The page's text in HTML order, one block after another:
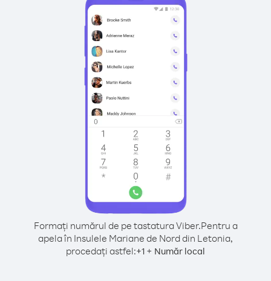
Formați numărul de pe tastatura Viber.Pentru a
apela în Insulele Mariane de Nord din Letonia,
procedați astfel:+1 + Număr local